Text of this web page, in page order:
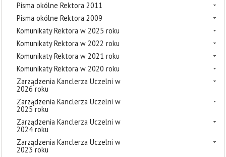
Pisma okólne Rektora 2011
Pisma okólne Rektora 2009
Komunikaty Rektora w 2025 roku
Komunikaty Rektora w 2022 roku
Komunikaty Rektora w 2021 roku
Komunikaty Rektora w 2020 roku
Zarządzenia Kanclerza Uczelni w
2026 roku
Zarządzenia Kanclerza Uczelni w
2025 roku
Zarządzenia Kanclerza Uczelni w
2024 roku
Zarządzenia Kanclerza Uczelni w
2023 roku